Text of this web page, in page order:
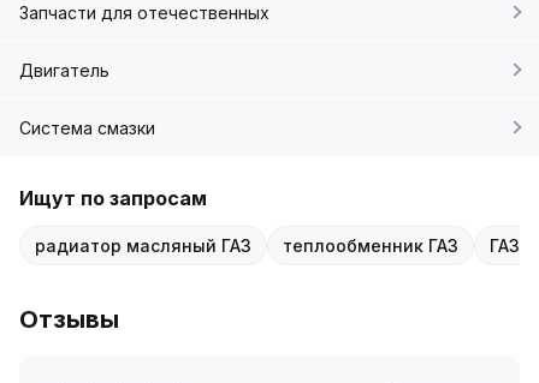
Запчасти для отечественных
Двигатель
Система смазки
Ищут по запросам
радиатор масляный ГАЗ теплообменник ГАЗ ГАЗ
Отзывы